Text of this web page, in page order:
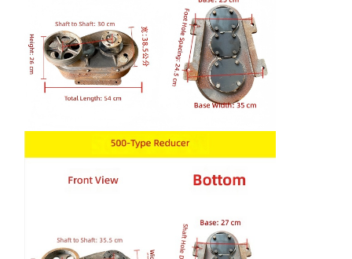
Motor de engrenagem e freio
Içar
Equipamento de transporte
Dispositivos de elevação